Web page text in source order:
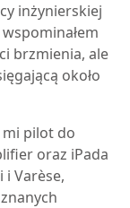
inżynierskiej
brzmienia, ale
około
mi pilot do
oraz iPada
i Varèse,